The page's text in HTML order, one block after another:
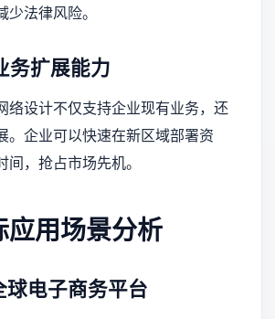
法律风险。
务扩展能力
络设计不仅支持企业现有业务，还
。企业可以快速在新区域部署资
，抢占市场先机。
应用场景分析
球电子商务平台